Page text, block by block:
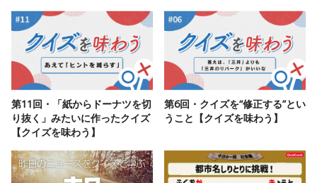
第11回・「紙からドーナツを切
り抜く」みたいに作ったクイズ
【クイズを味わう】
第6回・クイズを“修正する”とい
うこと【クイズを味わう】